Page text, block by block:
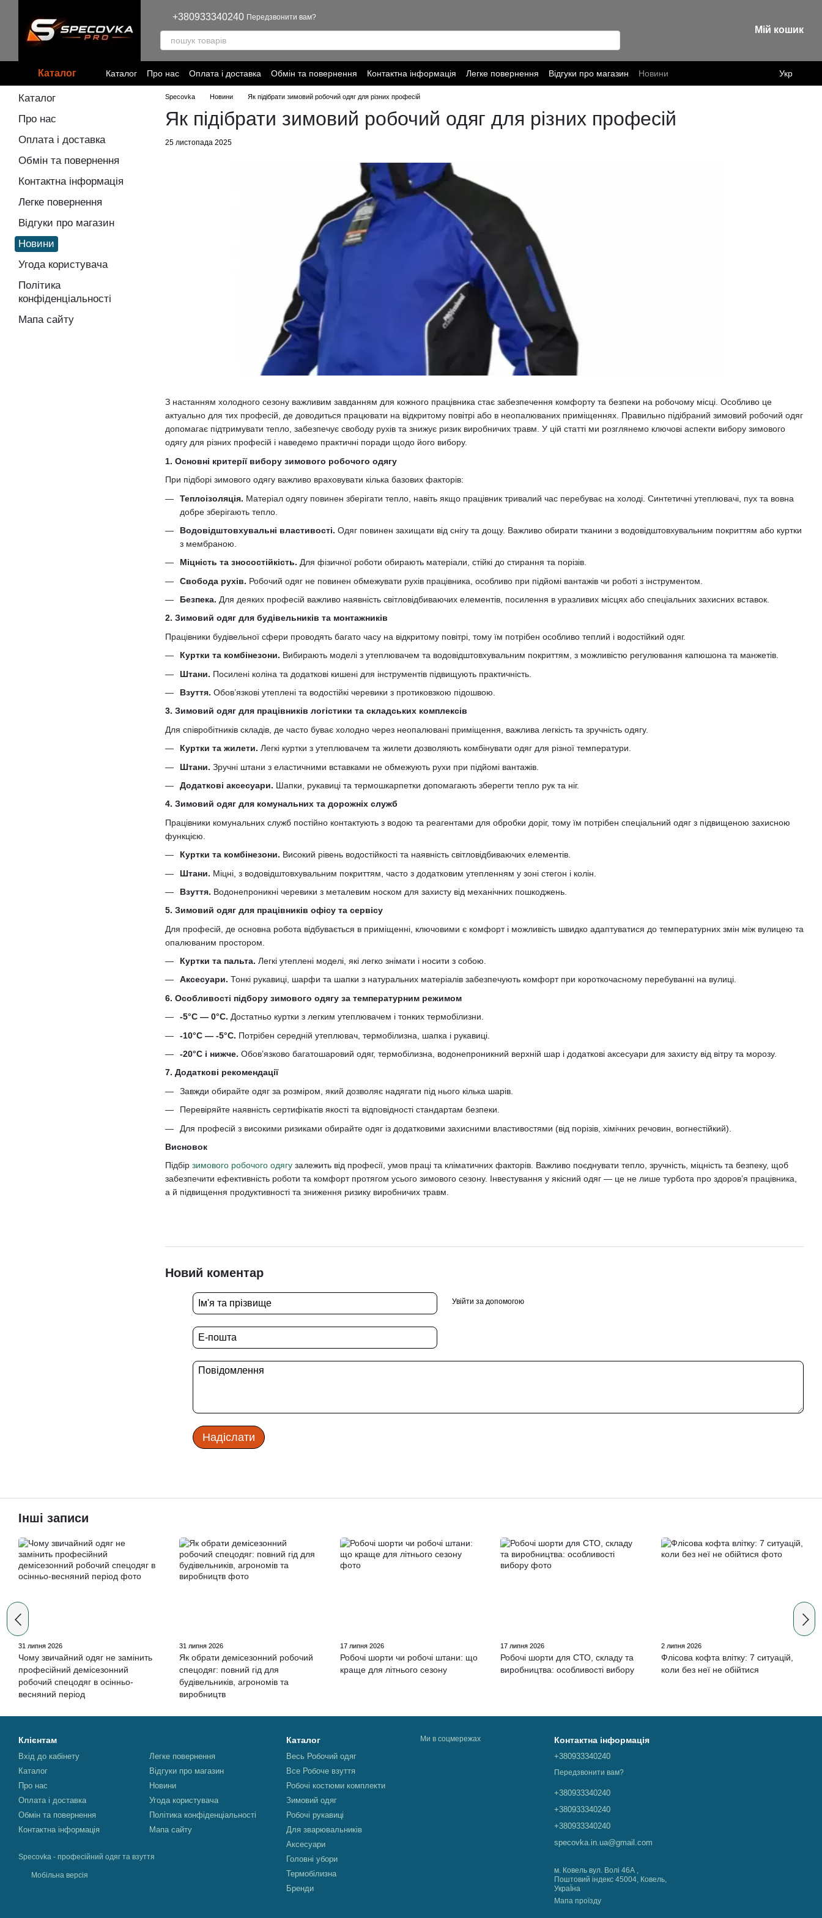
+380933340240 Передзвонити вам?
Мій кошик
Каталог Каталог Про нас Оплата і доставка Обмін та повернення Контактна інформація Легке повернення Відгуки про магазин
Новини
Угода користувача
Політика конфіденціальності
Укр
Specovka Новини Як підібрати зимовий робочий одяг для різних професій
Як підібрати зимовий робочий одяг для різних професій
25 листопада 2025
З настанням холодного сезону важливим завданням для кожного працівника стає забезпечення комфорту та безпеки на робочому місці. Особливо це
актуально для тих професій, де доводиться працювати на відкритому повітрі або в неопалюваних приміщеннях. Правильно підібраний зимовий робочий одяг
допомагає підтримувати тепло, забезпечує свободу рухів та знижує ризик виробничих травм. У цій статті ми розглянемо ключові аспекти вибору зимового
одягу для різних професій і наведемо практичні поради щодо його вибору.
1. Основні критерії вибору зимового робочого одягу
При підборі зимового одягу важливо враховувати кілька базових факторів:
Теплоізоляція. Матеріал одягу повинен зберігати тепло, навіть якщо працівник тривалий час перебуває на холоді. Синтетичні утеплювачі, пух та вовна
добре зберігають тепло.
Водовідштовхувальні властивості. Одяг повинен захищати від снігу та дощу. Важливо обирати тканини з водовідштовхувальним покриттям або куртки
з мембраною.
Міцність та зносостійкість. Для фізичної роботи обирають матеріали, стійкі до стирання та порізів.
Свобода рухів. Робочий одяг не повинен обмежувати рухів працівника, особливо при підйомі вантажів чи роботі з інструментом.
Безпека. Для деяких професій важливо наявність світловідбиваючих елементів, посилення в уразливих місцях або спеціальних захисних вставок.
2. Зимовий одяг для будівельників та монтажників
Працівники будівельної сфери проводять багато часу на відкритому повітрі, тому їм потрібен особливо теплий і водостійкий одяг.
Куртки та комбінезони. Вибирають моделі з утеплювачем та водовідштовхувальним покриттям, з можливістю регулювання капюшона та манжетів.
Штани. Посилені коліна та додаткові кишені для інструментів підвищують практичність.
Взуття. Обов’язкові утеплені та водостійкі черевики з протиковзкою підошвою.
3. Зимовий одяг для працівників логістики та складських комплексів
Для співробітників складів, де часто буває холодно через неопалювані приміщення, важлива легкість та зручність одягу.
Куртки та жилети. Легкі куртки з утеплювачем та жилети дозволяють комбінувати одяг для різної температури.
Штани. Зручні штани з еластичними вставками не обмежують рухи при підйомі вантажів.
Додаткові аксесуари. Шапки, рукавиці та термошкарпетки допомагають зберегти тепло рук та ніг.
4. Зимовий одяг для комунальних та дорожніх служб
Працівники комунальних служб постійно контактують з водою та реагентами для обробки доріг, тому їм потрібен спеціальний одяг з підвищеною захисною
функцією.
Куртки та комбінезони. Високий рівень водостійкості та наявність світловідбиваючих елементів.
Штани. Міцні, з водовідштовхувальним покриттям, часто з додатковим утепленням у зоні стегон і колін.
Взуття. Водонепроникні черевики з металевим носком для захисту від механічних пошкоджень.
5. Зимовий одяг для працівників офісу та сервісу
Для професій, де основна робота відбувається в приміщенні, ключовими є комфорт і можливість швидко адаптуватися до температурних змін між вулицею та
опалюваним простором.
Куртки та пальта. Легкі утеплені моделі, які легко знімати і носити з собою.
Аксесуари. Тонкі рукавиці, шарфи та шапки з натуральних матеріалів забезпечують комфорт при короткочасному перебуванні на вулиці.
6. Особливості підбору зимового одягу за температурним режимом
-5°С — 0°С. Достатньо куртки з легким утеплювачем і тонких термобілизни.
-10°С — -5°С. Потрібен середній утеплювач, термобілизна, шапка і рукавиці.
-20°С і нижче. Обов’язково багатошаровий одяг, термобілизна, водонепроникний верхній шар і додаткові аксесуари для захисту від вітру та морозу.
7. Додаткові рекомендації
Завжди обирайте одяг за розміром, який дозволяє надягати під нього кілька шарів.
Перевіряйте наявність сертифікатів якості та відповідності стандартам безпеки.
Для професій з високими ризиками обирайте одяг із додатковими захисними властивостями (від порізів, хімічних речовин, вогнестійкий).
Висновок
Підбір зимового робочого одягу залежить від професії, умов праці та кліматичних факторів. Важливо поєднувати тепло, зручність, міцність та безпеку, щоб
забезпечити ефективність роботи та комфорт протягом усього зимового сезону. Інвестування у якісний одяг — це не лише турбота про здоров’я працівника,
а й підвищення продуктивності та зниження ризику виробничих травм.
Новий коментар
Увійти за допомогою
Надіслати
Каталог
Про нас
Оплата і доставка
Обмін та повернення
Контактна інформація
Легке повернення
Відгуки про магазин
Новини
Угода користувача
Політика
конфіденціальності
Мапа сайту
Інші записи
31 липня 2026
Чому звичайний одяг не замінить
професійний демісезонний
робочий спецодяг в осінньо-
весняний період
31 липня 2026
Як обрати демісезонний робочий
спецодяг: повний гід для
будівельників, агрономів та
виробництв
17 липня 2026
Робочі шорти чи робочі штани: що
краще для літнього сезону
17 липня 2026
Робочі шорти для СТО, складу та
виробництва: особливості вибору
2 липня 2026
Флісова кофта влітку: 7 ситуацій,
коли без неї не обійтися
Клієнтам
Вхід до кабінету
Каталог
Про нас
Оплата і доставка
Обмін та повернення
Контактна інформація
Легке повернення
Відгуки про магазин
Новини
Угода користувача
Політика конфіденціальності
Мапа сайту
Specovka - професійний одяг та взуття
Мобільна версія
Каталог
Весь Робочий одяг
Все Робоче взуття
Робочі костюми комплекти
Зимовий одяг
Робочі рукавиці
Для зварювальників
Аксесуари
Головні убори
Термобілизна
Бренди
Ми в соцмережах Контактна інформація
+380933340240
Передзвонити вам?
+380933340240
+380933340240
+380933340240
specovka.in.ua@gmail.com
м. Ковель вул. Волі 46А ,
Поштовий індекс 45004, Ковель,
УкраЇна
Мапа проїзду